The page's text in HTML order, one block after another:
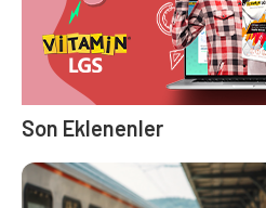
Son Eklenenler